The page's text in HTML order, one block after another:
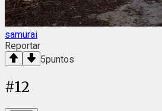
samurai
Reportar
5puntos
#12